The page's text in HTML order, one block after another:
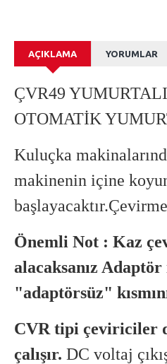
AÇIKLAMA YORUMLAR
ÇVR49
OTOMATİK
Kuluçka
makinenin içine
Önemli Not : Kaz
alacaksanız
"adaptörsüz"
CVR tipi çeviriciler
çalışır. DC voltaj